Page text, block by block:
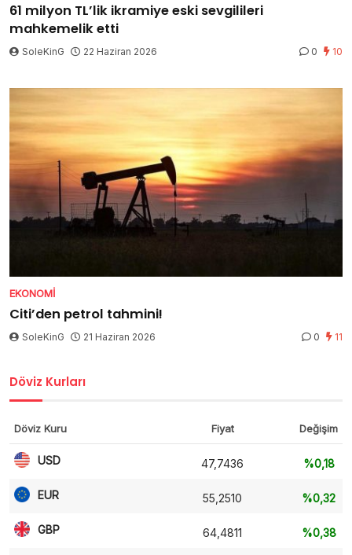
61 milyon TL’lik ikramiye eski sevgilileri
mahkemelik etti
SoleKinG 22 Haziran 2026 0 10
EKONOMI
Citi’den petrol tahmini!
SoleKinG 21 Haziran 2026 0 11
Döviz Kurları
Döviz Kuru Fiyat Değişim
USD 47,7436 %0,18
EUR 55,2510 %0,32
GBP 64,4811 %0,38